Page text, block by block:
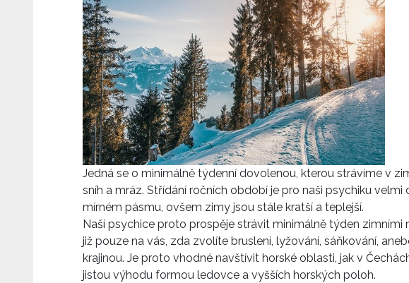
Jedná se o minimálně týdenní dovolenou, kterou strávíme v
sníh a mráz. Střídání ročních období je pro naši psychiku
mírném pásmu, ovšem zimy jsou stále kratší a teplejší.
Naší psychice proto prospěje strávit minimálně týden zimními
již pouze na vás, zda zvolíte bruslení, lyžování, sáňkování,
krajinou. Je proto vhodné navštívit horské oblasti, jak v
jistou výhodu formou ledovce a vyšších horských poloh.